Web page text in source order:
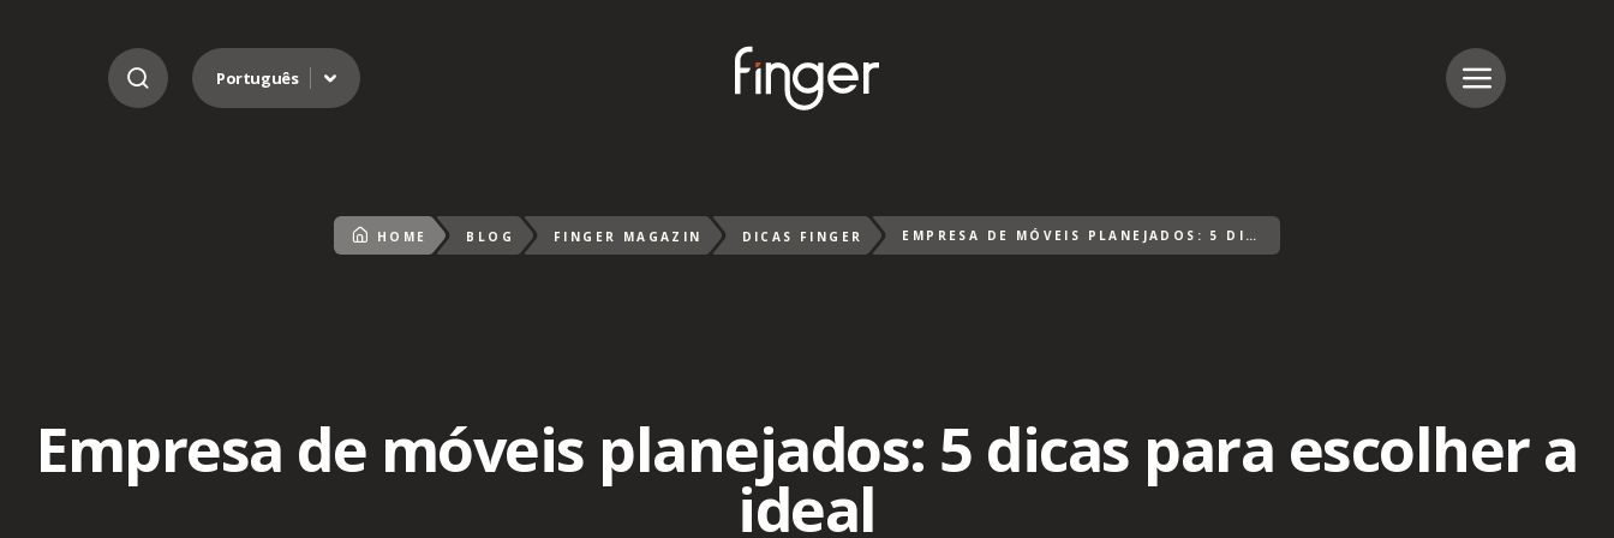
Ir para o conteúdo
Português
HOME BLOG FINGER MAGAZIN DICAS FINGER EMPRESA DE MÓVEIS PLANEJADOS: 5 DICAS PARA ESCOLHER A IDEAL
Empresa de móveis planejados: 5 dicas para escolher a
ideal